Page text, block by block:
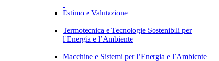
Estimo e Valutazione
Termotecnica e Tecnologie Sostenibili per
l’Energia e l’Ambiente
Macchine e Sistemi per l’Energia e l’Ambiente